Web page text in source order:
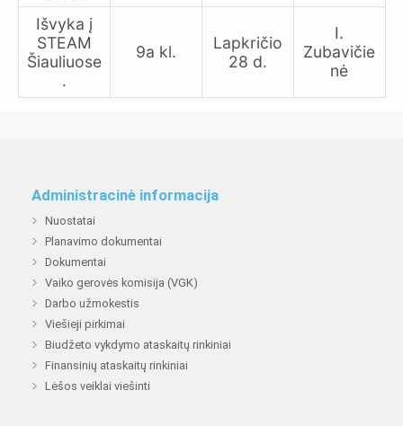
Išvyka į
STEAM
Šiauliuose
.
9a kl.
Lapkričio
28 d.
I.
Zubavičie
nė
Administracinė informacija
Nuostatai
Planavimo dokumentai
Dokumentai
Vaiko gerovės komisija (VGK)
Darbo užmokestis
Viešieji pirkimai
Biudžeto vykdymo ataskaitų rinkiniai
Finansinių ataskaitų rinkiniai
Lėšos veiklai viešinti